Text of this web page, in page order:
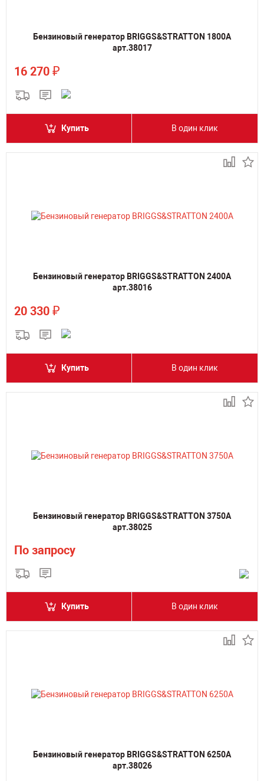
Бензиновый генератор BRIGGS&STRATTON 1800A
арт.38017
16 270 ₽
Купить В один клик
Бензиновый генератор BRIGGS&STRATTON 2400A
арт.38016
20 330 ₽
Купить В один клик
Бензиновый генератор BRIGGS&STRATTON 3750A
арт.38025
По запросу
Купить В один клик
Бензиновый генератор BRIGGS&STRATTON 6250A
арт.38026